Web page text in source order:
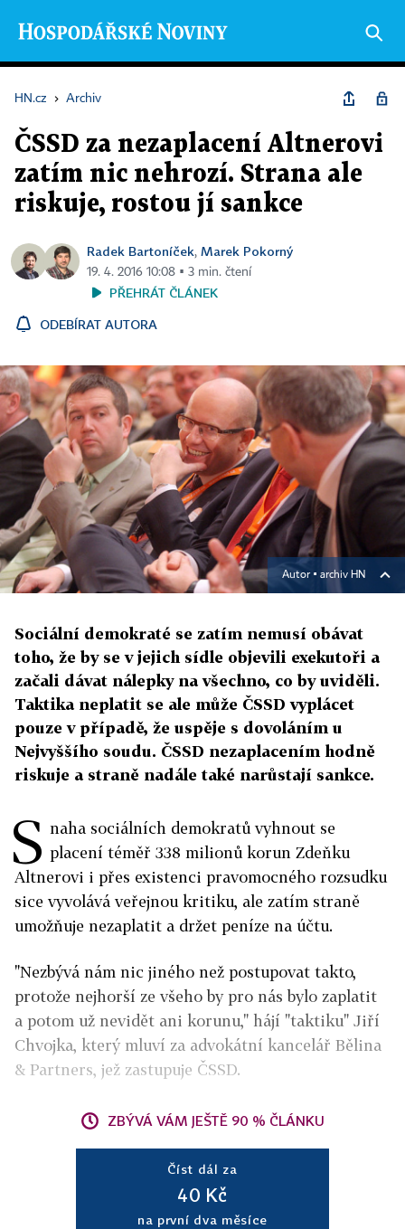
HN.cz › Archiv
ČSSD za nezaplacení Altnerovi
zatím nic nehrozí. Strana ale
riskuje, rostou jí sankce
Radek Bartoníček, Marek Pokorný
19. 4. 2016 10:08 ▪ 3 min. čtení
PŘEHRÁT ČLÁNEK
ODEBÍRAT AUTORA
Autor ▪ archiv HN
Sociální demokraté se zatím nemusí obávat
toho, že by se v jejich sídle objevili exekutoři a
začali dávat nálepky na všechno, co by uviděli.
Taktika neplatit se ale může ČSSD vyplácet
pouze v případě, že uspěje s dovoláním u
Nejvyššího soudu. ČSSD nezaplacením hodně
riskuje a straně nadále také narůstají sankce.
S naha sociálních demokratů vyhnout se
placení téměř 338 milionů korun Zdeňku
Altnerovi i přes existenci pravomocného rozsudku
sice vyvolává veřejnou kritiku, ale zatím straně
umožňuje nezaplatit a držet peníze na účtu.
"Nezbývá nám nic jiného než postupovat takto,
protože nejhorší ze všeho by pro nás bylo zaplatit
a potom už nevidět ani korunu," hájí "taktiku" Jiří
Chvojka, který mluví za advokátní kancelář Bělina
& Partners, jež zastupuje ČSSD.
ZBÝVÁ VÁM JEŠTĚ 90 % ČLÁNKU
Číst dál za
40 Kč
na první dva měsíce